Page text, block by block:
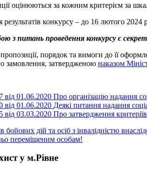
оцінюються за кожним критерієм за
конкурсу – до 16 лютого 2024
з питань проведення конкурсу є
порядок та вимоги до її
замовлення, затвердженою наказом
01.06.2020 Про організацію надання
01.06.2020 Деякі питання надання
03.03.2020 Про затвердження критеріїв
бойових дій та осіб з інвалідністю
переміщеним особам!
у м.Рівне